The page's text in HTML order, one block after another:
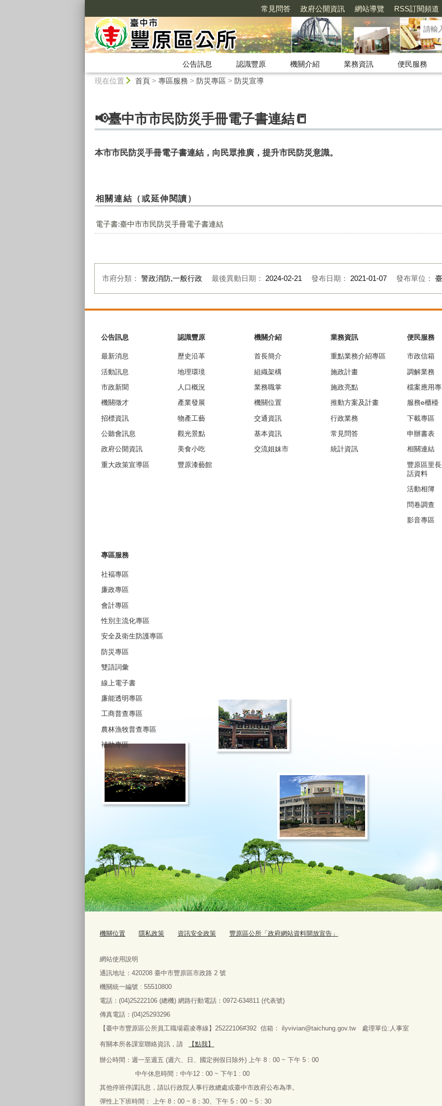
常見問答 政府公開資訊 網站導覽 RSS訂閱頻道
公告訊息 認識豐原 機關介紹 業務資訊
便民服務
現在位置 首頁> 專區服務 > 防災專區 > 防災宣導
📢臺中市市民防災手冊電子書連結📒
本市市民防災手冊電子書連結，向民眾推廣，提升市民防災意識。
相關連結（或延伸閱讀）
電子書:臺中市市民防災手冊電子書連結
市府分類： 警政消防,一般行政 最後異動日期： 2024-02-21 發布日期： 2021-01-07 發布單位：
公告訊息
最新消息
活動訊息
市政新聞
機關徵才
招標資訊
公聽會訊息
政府公開資訊
重大政策宣導區
認識豐原
歷史沿革
地理環璄
人口概況
產業發展
物產工藝
觀光景點
美食小吃
豐原漆藝館
機關介紹
首長簡介
組織架構
業務職掌
機關位置
交通資訊
基本資訊
交流姐妹市
業務資訊
重點業務介紹專區
施政計畫
施政亮點
推動方案及計畫
行政業務
常見問答
統計資訊
便民服務
市政信箱
調解業務
檔案應用
服務e櫃檯
下載專區
申辦書表
相關連結
豐原區里
話資料
活動相簿
問卷調查
影音專區
專區服務
社褔專區
廉政專區
會計專區
性別主流化專區
安全及衛生防護專區
防災專區
雙語詞彙
線上電子書
廉能透明專區
工商普查專區
農林漁牧普查專區
補助專區
機關位置 隱私政策 資訊安全政策 豐原區公所「政府網站資料開放宣告」
網站使用說明
通訊地址： 420208 臺中市豐原區市政路 2 號
機關統一編號 : 55510800
電話： (04)25222106 (總機) 網路行動電話： 0972-634811 (代表號)
傳真電話： (04)25293296
【臺中市豐原區公所員工職場霸凌專線】25222106#392 信箱： ilyvivian@taichung.gov.tw處理單位:人事室
有關本所各課室聯絡資訊，請 【點我】
辦公時間： 週一至週五 (週六、日、國定例假日除外) 上午 8 : 00 ~ 下午 5 : 00
中午休息時間：中午12 : 00 ~ 下午1 : 00
其他停班停課訊息，請以行政院人事行政總處或臺中市政府公布為準。
彈性上下班時間： 上午 8 ： 00 ~ 8 ： 30、下午 5 ： 00 ~ 5 : 30